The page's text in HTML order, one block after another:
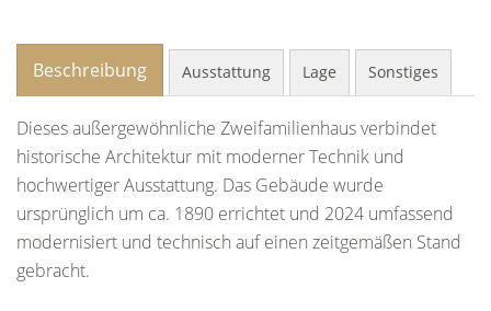
Beschreibung Ausstattung Lage Sonstiges
Dieses außergewöhnliche Zweifamilienhaus verbindet
historische Architektur mit moderner Technik und
hochwertiger Ausstattung. Das Gebäude wurde
ursprünglich um ca. 1890 errichtet und 2024 umfassend
modernisiert und technisch auf einen zeitgemäßen Stand
gebracht.